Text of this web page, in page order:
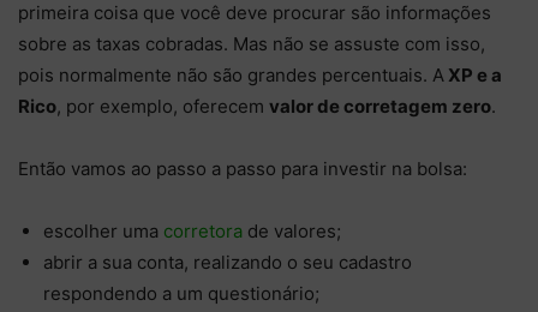
primeira coisa que você deve procurar são informações
sobre as taxas cobradas. Mas não se assuste com isso,
pois normalmente não são grandes percentuais. A XP e a
Rico, por exemplo, oferecem valor de corretagem zero.
Então vamos ao passo a passo para investir na bolsa:
escolher uma corretora de valores;
abrir a sua conta, realizando o seu cadastro
respondendo a um questionário;